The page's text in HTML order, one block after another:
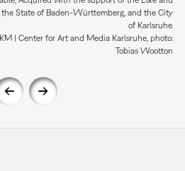
State of Baden-Württemberg, and the City
of Karlsruhe.
| Center for Art and Media Karlsruhe, photo:
Tobias Wootton